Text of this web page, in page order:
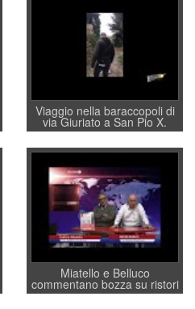
Viaggio nella baraccopoli di
via Giuriato a San Pio X.
Vicenza ai Vicentini: “faremo
un regalo di Natale ai
residenti”
Miatello e Belluco
commentano bozza su ristori
BPVi e Veneto Banca